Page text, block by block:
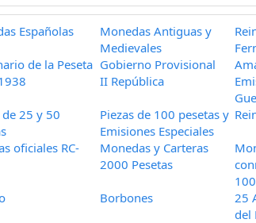
Españolas
Monedas Antiguas y
Medievales
de la Peseta Gobierno Provisional
II República
de 25 y 50
Piezas de 100 pesetas y
Emisiones Especiales
oficiales RC-
Monedas y Carteras
2000 Pesetas
Borbones
25
del